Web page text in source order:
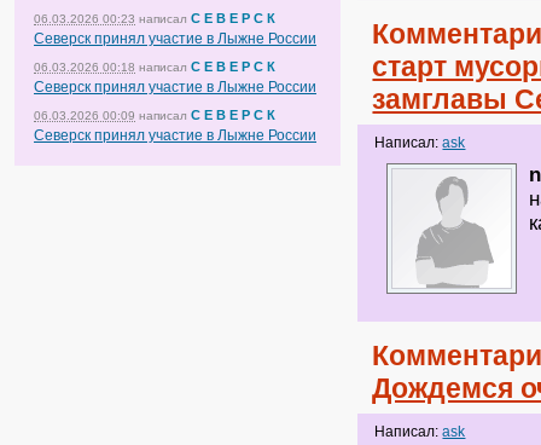
06.03.2026 00:23 написал С Е В Е Р С К
Северск принял участие в Лыжне России
06.03.2026 00:18 написал С Е В Е Р С К
Северск принял участие в Лыжне России
06.03.2026 00:09 написал С Е В Е Р С К
Северск принял участие в Лыжне России
старт
замглавы
Написал:ask
Дождемся
Написал:ask